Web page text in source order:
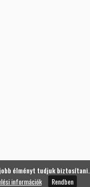
élményt tudjuk biztosítani.
információk Rendben